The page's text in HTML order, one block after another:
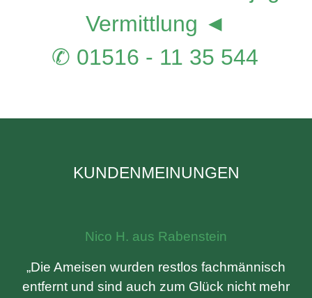
Vermittlung ◄
✆ 01516 - 11 35 544
KUNDENMEINUNGEN
Nico H. aus Rabenstein
„Die Ameisen wurden restlos fachmännisch
entfernt und sind auch zum Glück nicht mehr